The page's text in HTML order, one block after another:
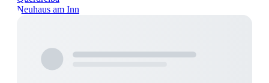
Neuhaus am Inn